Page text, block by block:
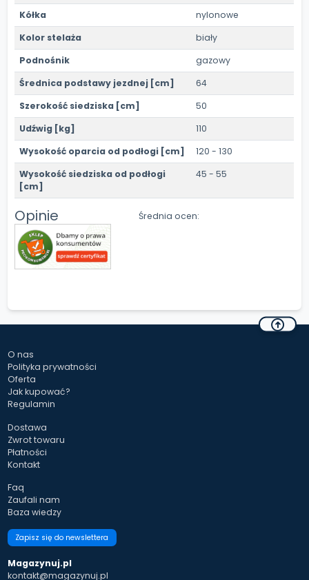
Kółka
nylonowe
Kolor stelaża
biały
Podnośnik
gazowy
Średnica podstawy jezdnej [cm]
64
Szerokość siedziska [cm]
50
Udźwig [kg]
110
Wysokość oparcia od podłogi [cm]
120 - 130
Wysokość siedziska od podłogi
[cm]
45 - 55
Opinie Średnia ocen:
O nas
Polityka prywatności
Oferta
Jak kupować?
Regulamin
Dostawa
Zwrot towaru
Płatności
Kontakt
Faq
Zaufali nam
Baza wiedzy
Zapisz się do newslettera
Magazynuj.pl
kontakt@magazynuj.pl